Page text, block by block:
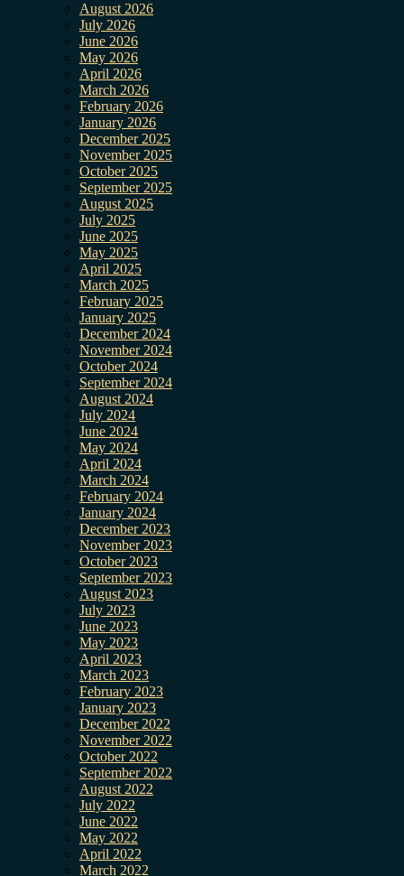
August 2026
July 2026
June 2026
May 2026
April 2026
March 2026
February 2026
January 2026
December 2025
November 2025
October 2025
September 2025
August 2025
July 2025
June 2025
May 2025
April 2025
March 2025
February 2025
January 2025
December 2024
November 2024
October 2024
September 2024
August 2024
July 2024
June 2024
May 2024
April 2024
March 2024
February 2024
January 2024
December 2023
November 2023
October 2023
September 2023
August 2023
July 2023
June 2023
May 2023
April 2023
March 2023
February 2023
January 2023
December 2022
November 2022
October 2022
September 2022
August 2022
July 2022
June 2022
May 2022
April 2022
March 2022